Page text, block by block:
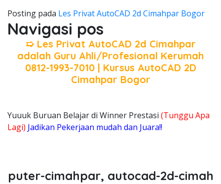
Posting pada Les Privat AutoCAD 2d Cimahpar Bogor
Navigasi pos
➯ Les Privat AutoCAD 2d Cimahpar
adalah Guru Ahli/Profesional Kerumah
0812-1993-7010 | Kursus AutoCAD 2D
Cimahpar Bogor
Yuuuk Buruan Belajar di Winner Prestasi (Tunggu Apa
Lagi) Jadikan Pekerjaan mudah dan Juara!!
cimahpar, autocad-2d-